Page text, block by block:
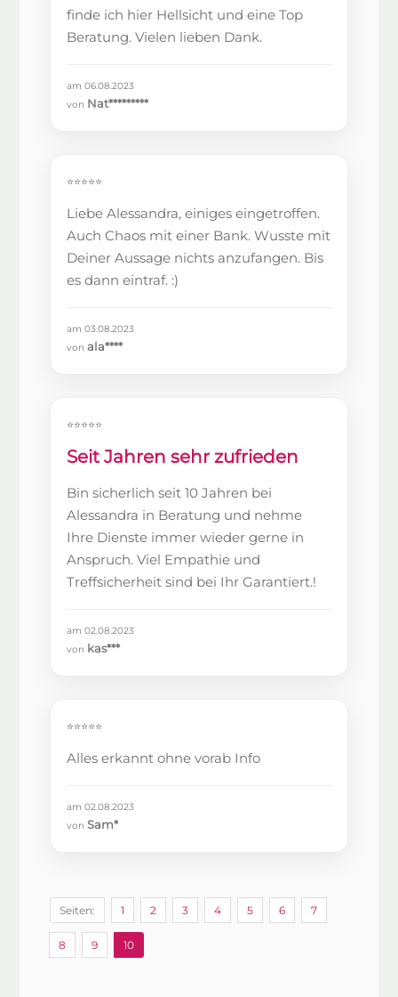
finde ich hier Hellsicht und eine Top
Beratung. Vielen lieben Dank.
am 06.08.2023
von Nat*********
⭐⭐⭐⭐⭐
Liebe Alessandra, einiges eingetroffen.
Auch Chaos mit einer Bank. Wusste mit
Deiner Aussage nichts anzufangen. Bis
es dann eintraf. :)
am 03.08.2023
vonala****
⭐⭐⭐⭐⭐
Seit Jahren sehr zufrieden
Bin sicherlich seit 10 Jahren bei
Alessandra in Beratung und nehme
Ihre Dienste immer wieder gerne in
Anspruch. Viel Empathie und
Treffsicherheit sind bei Ihr Garantiert.!
am 02.08.2023
von kas***
⭐⭐⭐⭐⭐
Alles erkannt ohne vorab Info
am 02.08.2023
vonSam*
Seiten: 1 2 3 4 5 6 7
8 9 10